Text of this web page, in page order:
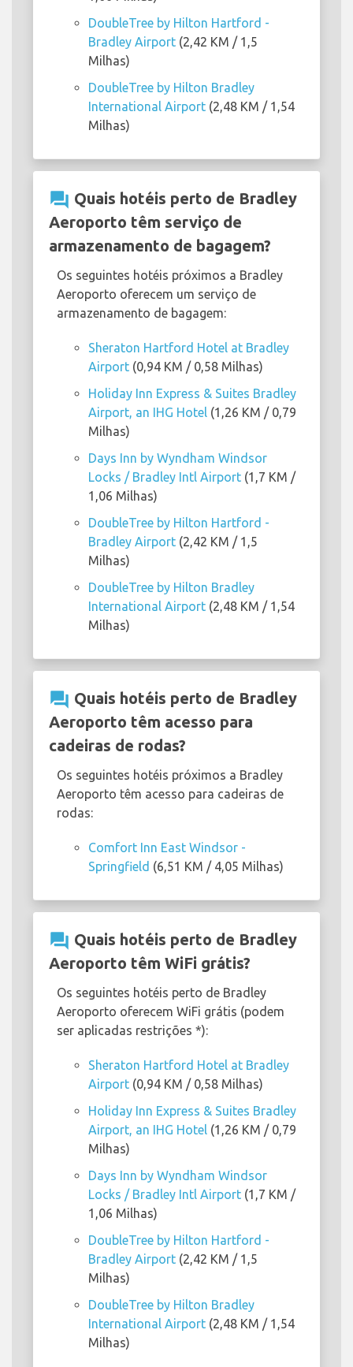
DoubleTree by Hilton Hartford -
Bradley Airport (2,42 KM / 1,5
Milhas)
DoubleTree by Hilton Bradley
International Airport (2,48 KM / 1,54
Milhas)
question_answer Quais hotéis perto de Bradley
Aeroporto têm serviço de
armazenamento de bagagem?
Os seguintes hotéis próximos a Bradley
Aeroporto oferecem um serviço de
armazenamento de bagagem:
Sheraton Hartford Hotel at Bradley
Airport (0,94 KM / 0,58 Milhas)
Holiday Inn Express & Suites Bradley
Airport, an IHG Hotel (1,26 KM / 0,79
Milhas)
Days Inn by Wyndham Windsor
Locks / Bradley Intl Airport (1,7 KM /
1,06 Milhas)
DoubleTree by Hilton Hartford -
Bradley Airport (2,42 KM / 1,5
Milhas)
DoubleTree by Hilton Bradley
International Airport (2,48 KM / 1,54
Milhas)
question_answer Quais hotéis perto de Bradley
Aeroporto têm acesso para
cadeiras de rodas?
Os seguintes hotéis próximos a Bradley
Aeroporto têm acesso para cadeiras de
rodas:
Comfort Inn East Windsor -
Springfield (6,51 KM / 4,05 Milhas)
question_answer Quais hotéis perto de Bradley
Aeroporto têm WiFi grátis?
Os seguintes hotéis perto de Bradley
Aeroporto oferecem WiFi grátis (podem
ser aplicadas restrições *):
Sheraton Hartford Hotel at Bradley
Airport (0,94 KM / 0,58 Milhas)
Holiday Inn Express & Suites Bradley
Airport, an IHG Hotel (1,26 KM / 0,79
Milhas)
Days Inn by Wyndham Windsor
Locks / Bradley Intl Airport (1,7 KM /
1,06 Milhas)
DoubleTree by Hilton Hartford -
Bradley Airport (2,42 KM / 1,5
Milhas)
DoubleTree by Hilton Bradley
International Airport (2,48 KM / 1,54
Milhas)